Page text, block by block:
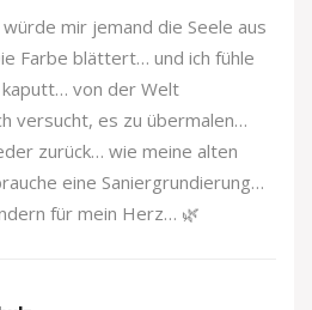
würde mir jemand die Seele aus
Farbe blättert… und ich fühle
von der Welt
versucht, es zu übermalen…
zurück… wie meine alten
eine Saniergrundierung…
für mein Herz… 🌿